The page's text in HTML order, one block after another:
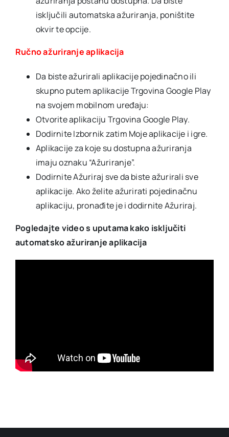
isključili automatska ažuriranja, poništite
okvir te opcije.
Ručno ažuriranje aplikacija
Da biste ažurirali aplikacije pojedinačno ili
skupno putem aplikacije Trgovina Google Play
na svojem mobilnom uređaju:
Otvorite aplikaciju Trgovina Google Play.
Dodirnite Izbornik zatim Moje aplikacije i igre.
Aplikacije za koje su dostupna ažuriranja
imaju oznaku “Ažuriranje”.
Dodirnite Ažuriraj sve da biste ažurirali sve
aplikacije. Ako želite ažurirati pojedinačnu
aplikaciju, pronađite je i dodirnite Ažuriraj.
Pogledajte video s uputama kako isključiti
automatsko ažuriranje aplikacija